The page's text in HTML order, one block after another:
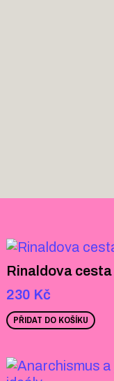
Rinaldova cesta
230 Kč
PŘIDAT DO KOŠÍKU